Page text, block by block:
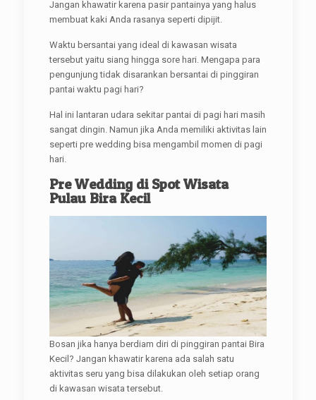
Jangan khawatir karena pasir pantainya yang halus
membuat kaki Anda rasanya seperti dipijit.
Waktu bersantai yang ideal di kawasan wisata
tersebut yaitu siang hingga sore hari. Mengapa para
pengunjung tidak disarankan bersantai di pinggiran
pantai waktu pagi hari?
Hal ini lantaran udara sekitar pantai di pagi hari masih
sangat dingin. Namun jika Anda memiliki aktivitas lain
seperti pre wedding bisa mengambil momen di pagi
hari.
Pre Wedding di Spot Wisata
Pulau Bira Kecil
Bosan jika hanya berdiam diri di pinggiran pantai Bira
Kecil? Jangan khawatir karena ada salah satu
aktivitas seru yang bisa dilakukan oleh setiap orang
di kawasan wisata tersebut.